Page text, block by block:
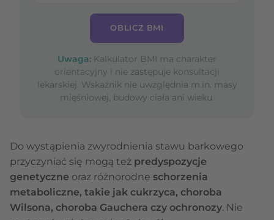
OBLICZ BMI
Uwaga: Kalkulator BMI ma charakter
orientacyjny i nie zastępuje konsultacji
lekarskiej. Wskaźnik nie uwzględnia m.in. masy
mięśniowej, budowy ciała ani wieku.
Do wystąpienia zwyrodnienia stawu barkowego
przyczyniać się mogą też predyspozycje
genetyczne oraz różnorodne schorzenia
metaboliczne, takie jak cukrzyca, choroba
Wilsona, choroba Gauchera czy ochronozy. Nie